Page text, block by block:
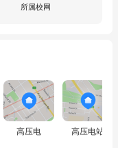
所属校网
高压电 高压电站